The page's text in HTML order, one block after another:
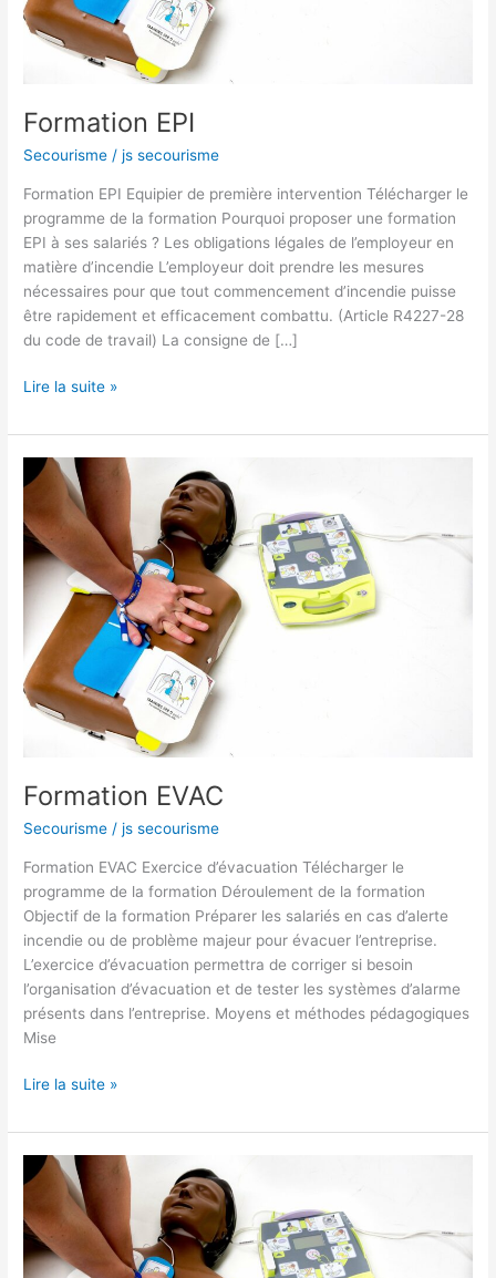
Formation EPI
Secourisme /js secourisme
Formation EPI Equipier de première intervention Télécharger le
programme de la formation Pourquoi proposer une formation
EPI à ses salariés ? Les obligations légales de l’employeur en
matière d’incendie L’employeur doit prendre les mesures
nécessaires pour que tout commencement d’incendie puisse
être rapidement et efficacement combattu. (Article R4227-28
du code de travail) La consigne de […]
Lire la suite »
Formation EVAC
Secourisme /js secourisme
Formation EVAC Exercice d’évacuation Télécharger le
programme de la formation Déroulement de la formation
Objectif de la formation Préparer les salariés en cas d’alerte
incendie ou de problème majeur pour évacuer l’entreprise.
L’exercice d’évacuation permettra de corriger si besoin
l’organisation d’évacuation et de tester les systèmes d’alarme
présents dans l’entreprise. Moyens et méthodes pédagogiques
Mise
Formation
EVAC
Lire la suite »
Formation
MAC
SST